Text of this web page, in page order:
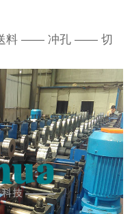
料 —— 冲孔 —— 切